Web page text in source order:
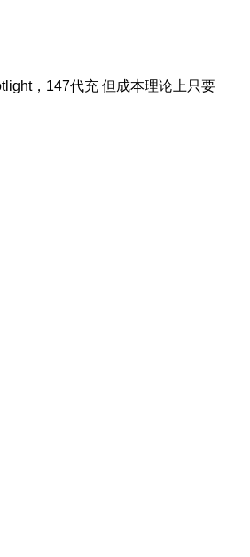
，147代充 但成本理论上只要